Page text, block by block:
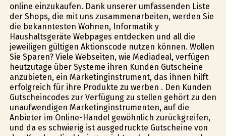
online einzukaufen. Dank unserer umfassenden Liste
der Shops, die mit uns zusammenarbeiten, werden Sie
die bekanntesten Wohnen, Informatik y
Haushaltsgeräte Webpages entdecken und all die
jeweiligen gültigen Aktionscode nutzen können. Wollen
Sie Sparen? Viele Webseiten, wie Mediadeal, verfügen
heutzutage über Systeme ihren Kunden Gutscheine
anzubieten, ein Marketinginstrument, das ihnen hilft
erfolgreich für ihre Produkte zu werben . Den Kunden
Gutscheincodes zur Verfügung zu stellen gehört zu den
unaufwendigen Marketinginstrumenten, auf die
Anbieter im Online-Handel gewöhnlich zurückgreifen,
und da es schwierig ist ausgedruckte Gutscheine von